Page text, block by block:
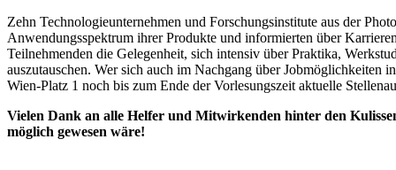
Zehn Technologieunternehmen und Forschungsinstitute aus der
Anwendungsspektrum ihrer Produkte und informierten über
Teilnehmenden die Gelegenheit, sich intensiv über Praktika,
auszutauschen. Wer sich auch im Nachgang über
Wien-Platz 1 noch bis zum Ende der Vorlesungszeit aktuelle
Vielen Dank an alle Helfer und Mitwirkenden hinter den
möglich gewesen wäre!